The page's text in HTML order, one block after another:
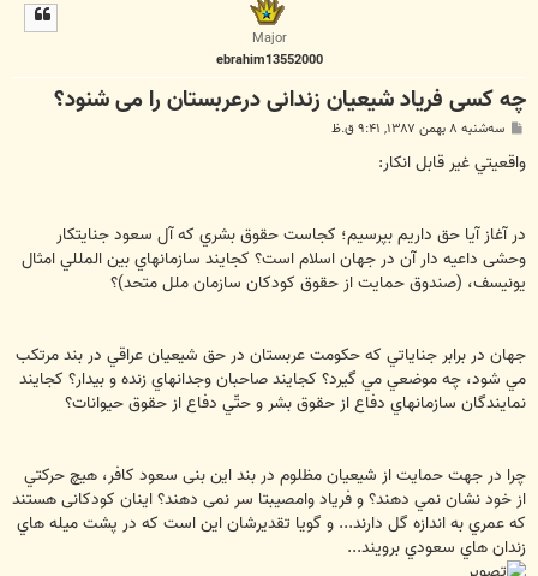
Major
ebrahim13552000
چه کسی فریاد شیعیان زندانی درعربستان را می شنود؟
ت
سه‌شنبه ۸ بهمن ۱۳۸۷, ۹:۴۱ ق.ظ
واقعيتي غير قابل انکار:
در آغاز آیا حق داريم بپرسيم؛ كجاست حقوق بشري كه آل سعود جنایتکار
وحشی داعیه دار آن در جهان اسلام است؟ كجايند سازمانهاي بين المللي امثال
يونيسف، (صندوق حمايت از حقوق كودكان سازمان ملل متحد)؟
جهان در برابر جناياتي كه حکومت عربستان در حق شيعيان عراقي در بند مرتكب
مي شود، چه موضعي مي گيرد؟ كجايند صاحبان وجدانهاي زنده و بيدار؟ كجايند
نمايندگان سازمانهاي دفاع از حقوق بشر و حتّي دفاع از حقوق حيوانات؟
چرا در جهت حمایت از شیعیان مظلوم در بند این بنی سعود کافر، هيچ حركتي
از خود نشان نمي دهند؟ و فریاد وامصیبتا سر نمی دهند؟ اينان کودکانی هستند
كه عمري به اندازه گل دارند... و گویا تقدیرشان این است که در پشت ميله هاي
زندان هاي سعودي برویند...